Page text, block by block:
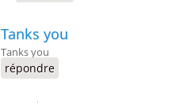
Tanks you
Tanks you
répondre